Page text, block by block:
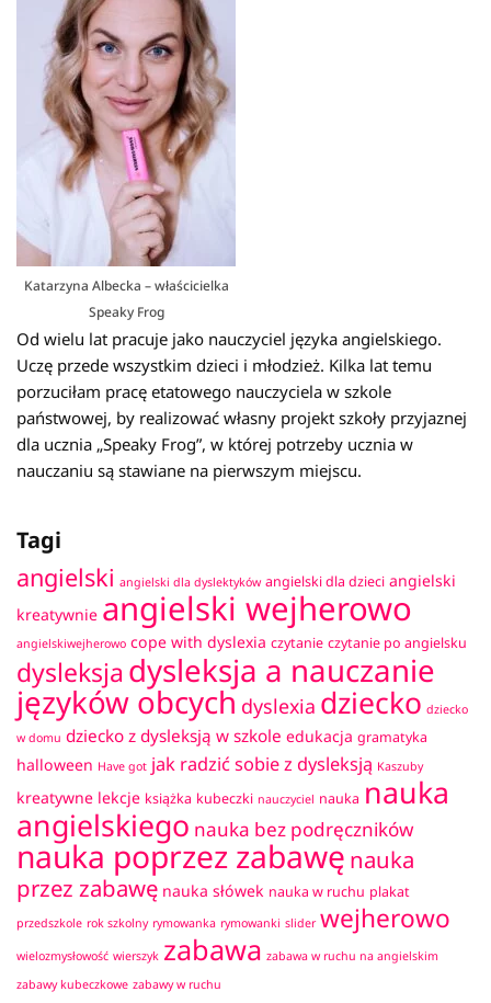
Katarzyna Albecka – właścicielka
Speaky Frog
Od wielu lat pracuje jako nauczyciel języka angielskiego.
Uczę przede wszystkim dzieci i młodzież. Kilka lat temu
porzuciłam pracę etatowego nauczyciela w szkole
państwowej, by realizować własny projekt szkoły przyjaznej
dla ucznia „Speaky Frog”, w której potrzeby ucznia w
nauczaniu są stawiane na pierwszym miejscu.
Tagi
angielski angielski dla dyslektyków angielski dla dzieci angielski
kreatywnie angielski wejherowo
angielskiwejherowo cope with dyslexia czytanie czytanie po angielsku
dysleksja dysleksja a nauczanie
języków obcych dyslexia dziecko dziecko
w domu dziecko z dysleksją w szkole edukacja gramatyka
halloween Have got jak radzić sobie z dysleksją Kaszuby
kreatywne lekcje książka kubeczki nauczyciel nauka nauka
angielskiego nauka bez podręczników
nauka poprzez zabawę nauka
przez zabawę nauka słówek nauka w ruchu plakat
przedszkole rok szkolny rymowanka rymowanki slider wejherowo
wielozmysłowość wierszyk zabawa zabawa w ruchu na angielskim
zabawy kubeczkowe zabawy w ruchu